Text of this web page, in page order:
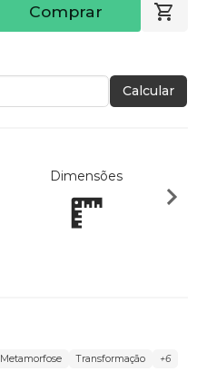
Comprar
Calcular
Dimensões
Metamorfose Transformação +6